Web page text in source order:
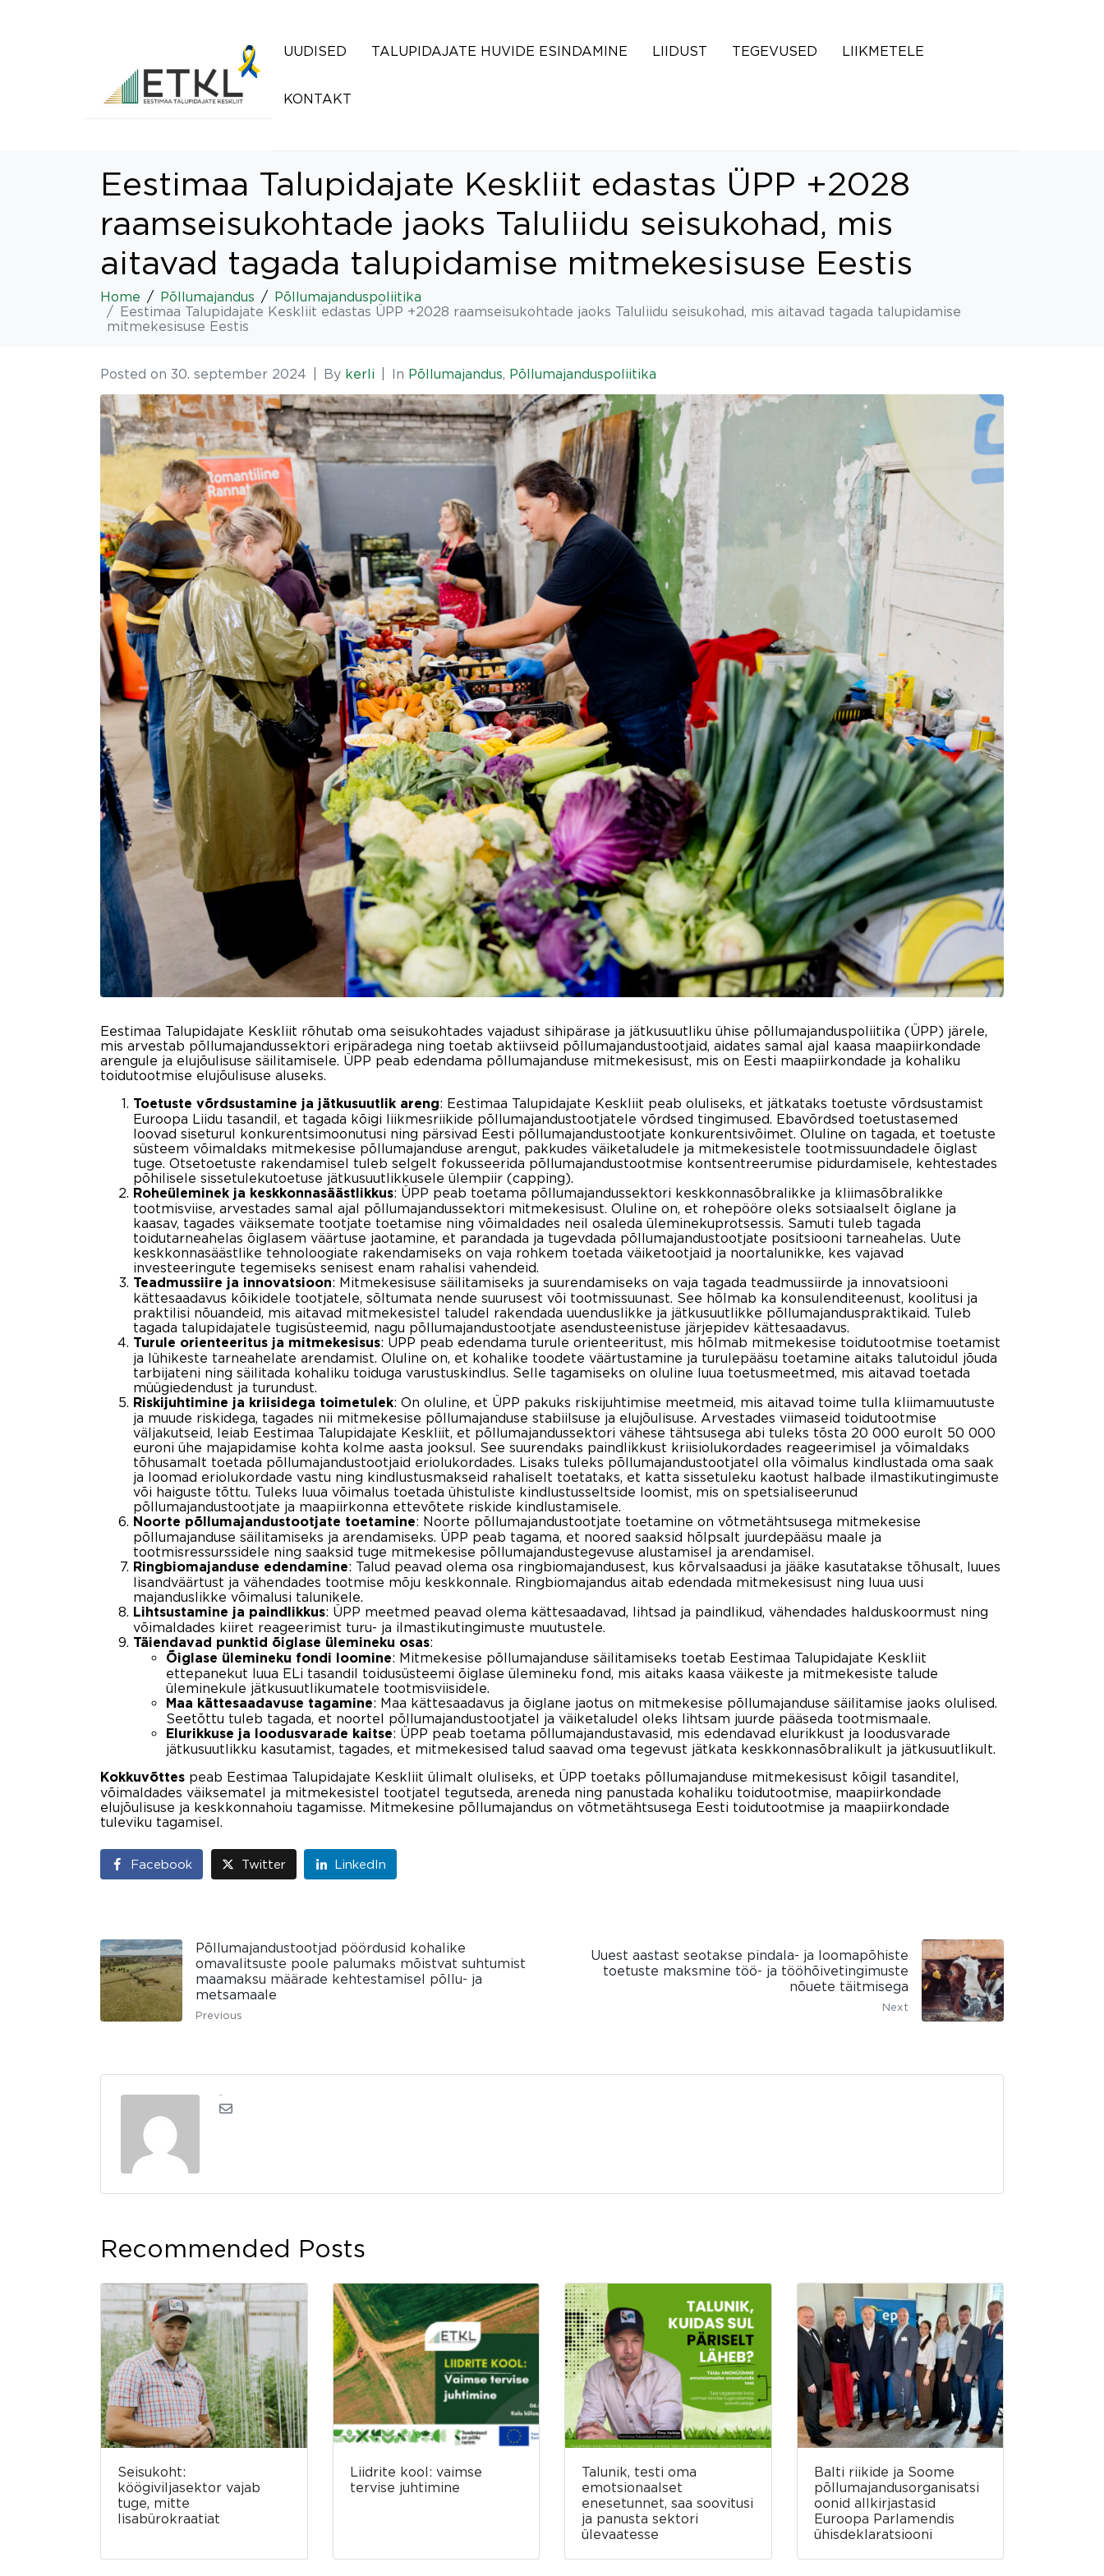
UUDISED TALUPIDAJATE HUVIDE ESINDAMINE LIIDUST TEGEVUSED LIIKMETELE
KONTAKT
Eestimaa Talupidajate Keskliit edastas ÜPP +2028
raamseisukohtade jaoks Taluliidu seisukohad, mis
aitavad tagada talupidamise mitmekesisuse Eestis
Home Põllumajandus
Põllumajanduspoliitika
Eestimaa Talupidajate Keskliit edastas ÜPP +2028 raamseisukohtade jaoks Taluliidu seisukohad, mis aitavad tagada talupidamise
mitmekesisuse Eestis
Posted on 30. september 2024 By kerli In Põllumajandus, Põllumajanduspoliitika
Eestimaa Talupidajate Keskliit rõhutab oma seisukohtades vajadust sihipärase ja jätkusuutliku ühise põllumajanduspoliitika (ÜPP) järele,
mis arvestab põllumajandussektori eripäradega ning toetab aktiivseid põllumajandustootjaid, aidates samal ajal kaasa maapiirkondade
arengule ja elujõulisuse säilitamisele. ÜPP peab edendama põllumajanduse mitmekesisust, mis on Eesti maapiirkondade ja kohaliku
toidutootmise elujõulisuse aluseks.
Toetuste võrdsustamine ja jätkusuutlik areng: Eestimaa Talupidajate Keskliit peab oluliseks, et jätkataks toetuste võrdsustamist
Euroopa Liidu tasandil, et tagada kõigi liikmesriikide põllumajandustootjatele võrdsed tingimused. Ebavõrdsed toetustasemed
loovad siseturul konkurentsimoonutusi ning pärsivad Eesti põllumajandustootjate konkurentsivõimet. Oluline on tagada, et toetuste
süsteem võimaldaks mitmekesise põllumajanduse arengut, pakkudes väiketaludele ja mitmekesistele tootmissuundadele õiglast
tuge. Otsetoetuste rakendamisel tuleb selgelt fokusseerida põllumajandustootmise kontsentreerumise pidurdamisele, kehtestades
põhilisele sissetulekutoetuse jätkusuutlikkusele ülempiir (capping).
Roheüleminek ja keskkonnasäästlikkus: ÜPP peab toetama põllumajandussektori keskkonnasõbralikke ja kliimasõbralikke
tootmisviise, arvestades samal ajal põllumajandussektori mitmekesisust. Oluline on, et rohepööre oleks sotsiaalselt õiglane ja
kaasav, tagades väiksemate tootjate toetamise ning võimaldades neil osaleda üleminekuprotsessis. Samuti tuleb tagada
toidutarneahelas õiglasem väärtuse jaotamine, et parandada ja tugevdada põllumajandustootjate positsiooni tarneahelas. Uute
keskkonnasäästlike tehnoloogiate rakendamiseks on vaja rohkem toetada väiketootjaid ja noortalunikke, kes vajavad
investeeringute tegemiseks senisest enam rahalisi vahendeid.
Teadmussiire ja innovatsioon: Mitmekesisuse säilitamiseks ja suurendamiseks on vaja tagada teadmussiirde ja innovatsiooni
kättesaadavus kõikidele tootjatele, sõltumata nende suurusest või tootmissuunast. See hõlmab ka konsulenditeenust, koolitusi ja
praktilisi nõuandeid, mis aitavad mitmekesistel taludel rakendada uuenduslikke ja jätkusuutlikke põllumajanduspraktikaid. Tuleb
tagada talupidajatele tugisüsteemid, nagu põllumajandustootjate asendusteenistuse järjepidev kättesaadavus.
Turule orienteeritus ja mitmekesisus: ÜPP peab edendama turule orienteeritust, mis hõlmab mitmekesise toidutootmise toetamist
ja lühikeste tarneahelate arendamist. Oluline on, et kohalike toodete väärtustamine ja turulepääsu toetamine aitaks talutoidul jõuda
tarbijateni ning säilitada kohaliku toiduga varustuskindlus. Selle tagamiseks on oluline luua toetusmeetmed, mis aitavad toetada
müügiedendust ja turundust.
Riskijuhtimine ja kriisidega toimetulek: On oluline, et ÜPP pakuks riskijuhtimise meetmeid, mis aitavad toime tulla kliimamuutuste
ja muude riskidega, tagades nii mitmekesise põllumajanduse stabiilsuse ja elujõulisuse. Arvestades viimaseid toidutootmise
väljakutseid, leiab Eestimaa Talupidajate Keskliit, et põllumajandussektori vähese tähtsusega abi tuleks tõsta 20 000 eurolt 50 000
euroni ühe majapidamise kohta kolme aasta jooksul. See suurendaks paindlikkust kriisiolukordades reageerimisel ja võimaldaks
tõhusamalt toetada põllumajandustootjaid eriolukordades. Lisaks tuleks põllumajandustootjatel olla võimalus kindlustada oma saak
ja loomad eriolukordade vastu ning kindlustusmakseid rahaliselt toetataks, et katta sissetuleku kaotust halbade ilmastikutingimuste
või haiguste tõttu. Tuleks luua võimalus toetada ühistuliste kindlustusseltside loomist, mis on spetsialiseerunud
põllumajandustootjate ja maapiirkonna ettevõtete riskide kindlustamisele.
Noorte põllumajandustootjate toetamine: Noorte põllumajandustootjate toetamine on võtmetähtsusega mitmekesise
põllumajanduse säilitamiseks ja arendamiseks. ÜPP peab tagama, et noored saaksid hõlpsalt juurdepääsu maale ja
tootmisressurssidele ning saaksid tuge mitmekesise põllumajandustegevuse alustamisel ja arendamisel.
Ringbiomajanduse edendamine: Talud peavad olema osa ringbiomajandusest, kus kõrvalsaadusi ja jääke kasutatakse tõhusalt, luues
lisandväärtust ja vähendades tootmise mõju keskkonnale. Ringbiomajandus aitab edendada mitmekesisust ning luua uusi
majanduslikke võimalusi talunikele.
Lihtsustamine ja paindlikkus: ÜPP meetmed peavad olema kättesaadavad, lihtsad ja paindlikud, vähendades halduskoormust ning
võimaldades kiiret reageerimist turu- ja ilmastikutingimuste muutustele.
Täiendavad punktid õiglase ülemineku osas:
Õiglase ülemineku fondi loomine: Mitmekesise põllumajanduse säilitamiseks toetab Eestimaa Talupidajate Keskliit
ettepanekut luua ELi tasandil toidusüsteemi õiglase ülemineku fond, mis aitaks kaasa väikeste ja mitmekesiste talude
üleminekule jätkusuutlikumatele tootmisviisidele.
Maa kättesaadavuse tagamine: Maa kättesaadavus ja õiglane jaotus on mitmekesise põllumajanduse säilitamise jaoks olulised.
Seetõttu tuleb tagada, et noortel põllumajandustootjatel ja väiketaludel oleks lihtsam juurde pääseda tootmismaale.
Elurikkuse ja loodusvarade kaitse: ÜPP peab toetama põllumajandustavasid, mis edendavad elurikkust ja loodusvarade
jätkusuutlikku kasutamist, tagades, et mitmekesised talud saavad oma tegevust jätkata keskkonnasõbralikult ja jätkusuutlikult.
Kokkuvõttes peab Eestimaa Talupidajate Keskliit ülimalt oluliseks, et ÜPP toetaks põllumajanduse mitmekesisust kõigil tasanditel,
võimaldades väiksematel ja mitmekesistel tootjatel tegutseda, areneda ning panustada kohaliku toidutootmise, maapiirkondade
elujõulisuse ja keskkonnahoiu tagamisse. Mitmekesine põllumajandus on võtmetähtsusega Eesti toidutootmise ja maapiirkondade
tuleviku tagamisel.
Facebook Twitter LinkedIn
Põllumajandustootjad pöördusid kohalike
omavalitsuste poole palumaks mõistvat suhtumist
maamaksu määrade kehtestamisel põllu- ja
metsamaale
Previous
Uuest aastast seotakse pindala- ja loomapõhiste
toetuste maksmine töö- ja tööhõivetingimuste
nõuete täitmisega
Next
Recommended Posts
Seisukoht:
köögiviljasektor vajab
tuge, mitte
lisabürokraatiat
Liidrite kool: vaimse
tervise juhtimine
Talunik, testi oma
emotsionaalset
enesetunnet, saa soovitusi
ja panusta sektori
ülevaatesse
Balti riikide ja Soome
põllumajandusorganisatsi
oonid allkirjastasid
Euroopa Parlamendis
ühisdeklaratsiooni